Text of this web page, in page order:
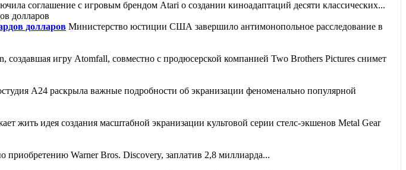
соглашение с игровым брендом Atari о создании киноадаптаций десяти классических...
долларов Министерство юстиции США завершило антимонопольное расследование в
создавшая игру Atomfall, совместно с продюсерской компанией Two Brothers Pictures снимет
A24 раскрыла важные подробности об экранизации феноменально популярной
жить идея создания масштабной экранизации культовой серии стелс-экшенов Metal Gear
приобретению Warner Bros. Discovery, заплатив 2,8 миллиарда...